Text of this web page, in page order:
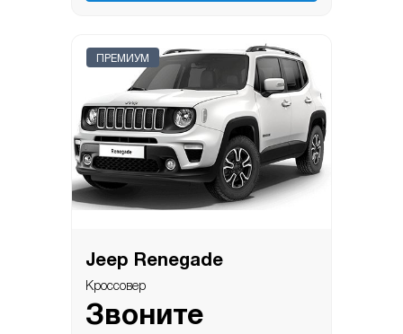
ПРЕМИУМ
Jeep Renegade
Кроссовер
Звоните